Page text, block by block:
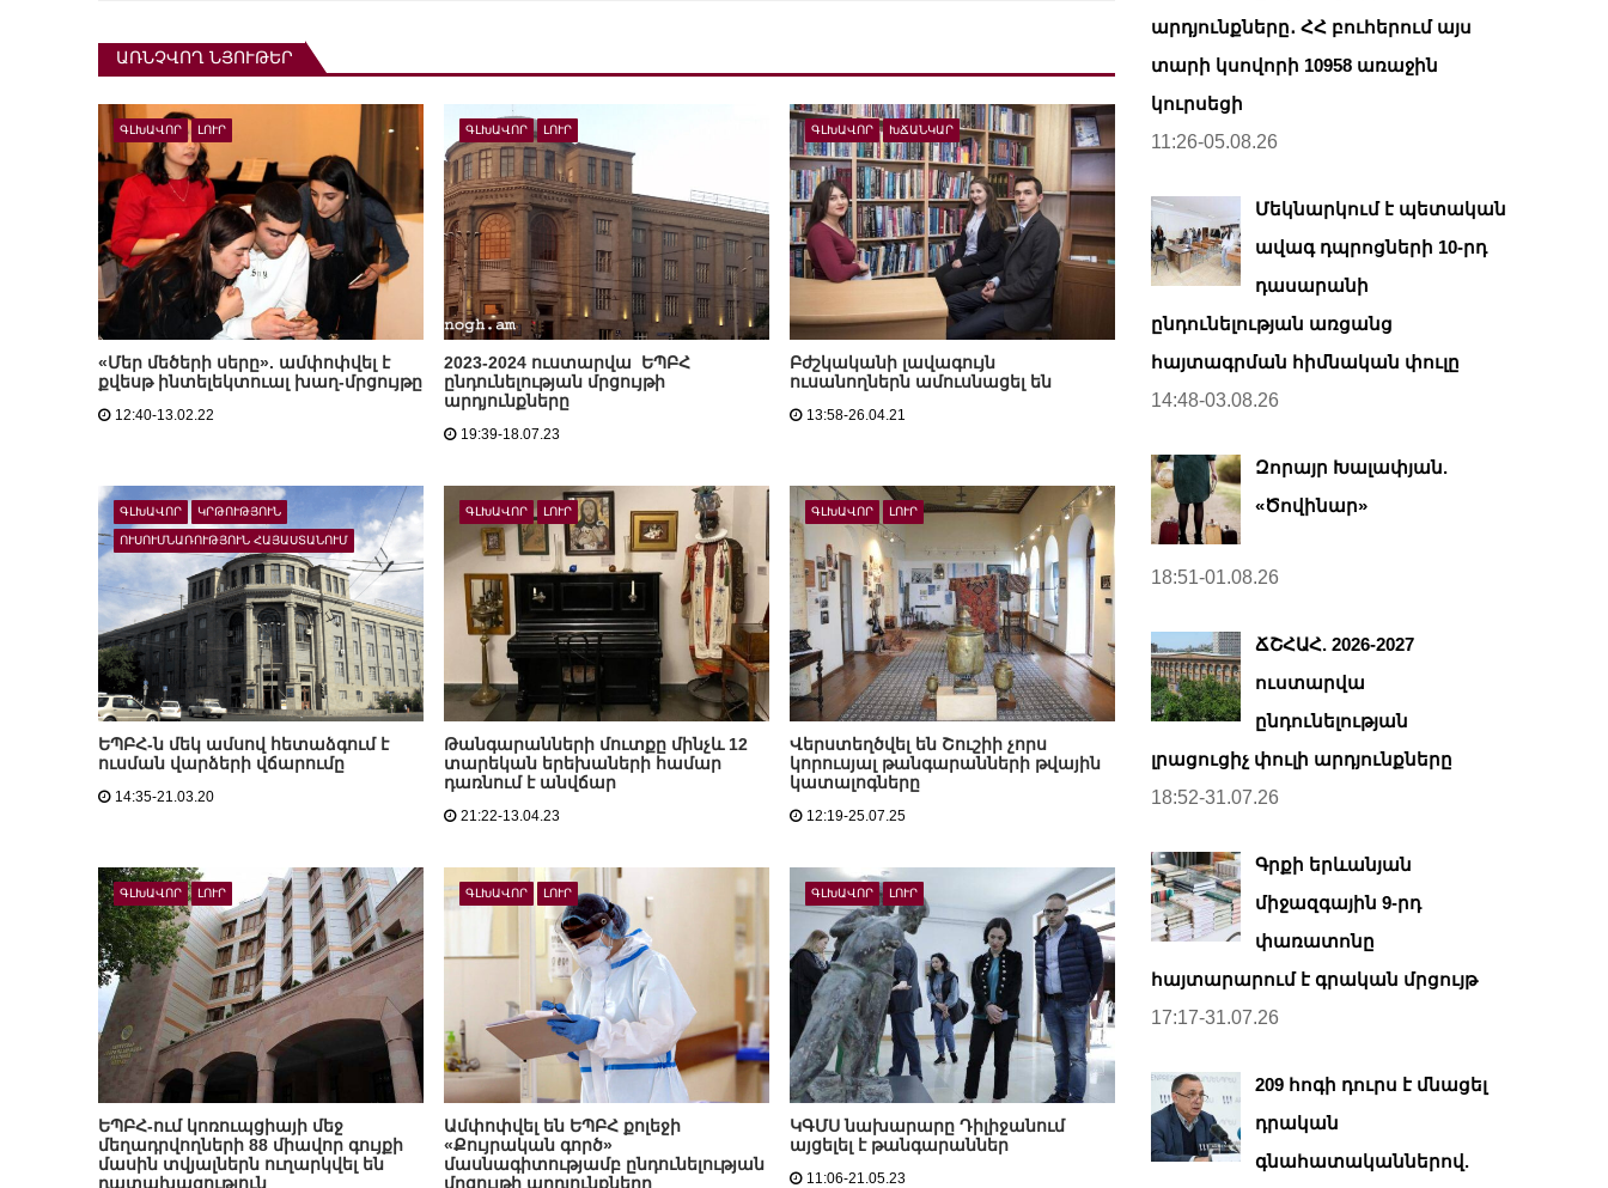
ԱՌՆՉՎՈՂ ՆՅՈՒԹԵՐ
ԳԼԽԱՎՈՐ ԼՈՒՐ
«Մեր մեծերի սերը». ամփոփվել է
քվեսթ ինտելեկտուալ խաղ-մրցույթը
12:40-13.02.22
ԳԼԽԱՎՈՐ ԼՈՒՐ
2023-2024 ուստարվա ԵՊԲՀ
ընդունելության մրցույթի
արդյունքները
19:39-18.07.23
ԳԼԽԱՎՈՐ ԽՃԱՆԿԱՐ
Բժշկականի լավագույն
ուսանողներն ամուսնացել են
13:58-26.04.21
ԳԼԽԱՎՈՐ ԿՐԹՈՒԹՅՈՒՆ
ՈՒՍՈՒՄՆԱՌՈՒԹՅՈՒՆ ՀԱՅԱՍՏԱՆՈՒՄ
ԵՊԲՀ-ն մեկ ամսով հետաձգում է
ուսման վարձերի վճարումը
14:35-21.03.20
ԳԼԽԱՎՈՐ ԼՈՒՐ
Թանգարանների մուտքը մինչև 12
տարեկան երեխաների համար
դառնում է անվճար
21:22-13.04.23
ԳԼԽԱՎՈՐ ԼՈՒՐ
Վերստեղծվել են Շուշիի չորս
կորուսյալ թանգարանների թվային
կատալոգները
12:19-25.07.25
ԳԼԽԱՎՈՐ ԼՈՒՐ
ԵՊԲՀ-ում կոռուպցիայի մեջ
մեղադրվողների 88 միավոր գույքի
մասին տվյալներն ուղարկվել են
դատախազություն
ԳԼԽԱՎՈՐ ԼՈՒՐ
Ամփոփվել են ԵՊԲՀ քոլեջի
«Քույրական գործ»
մասնագիտությամբ ընդունելության
մրցույթի արդյունքները
ԳԼԽԱՎՈՐ ԼՈՒՐ
ԿԳՄՍ նախարարը Դիլիջանում
այցելել է թանգարաններ
11:06-21.05.23
արդյունքները․ ՀՀ բուհերում այս
տարի կսովորի 10958 առաջին
կուրսեցի
11:26-05.08.26
Մեկնարկում է պետական
ավագ դպրոցների 10-րդ
դասարանի
ընդունելության առցանց
հայտագրման հիմնական փուլը
14:48-03.08.26
Զորայր Խալափյան.
«Ծովինար»
18:51-01.08.26
ՃՇՀԱՀ. 2026-2027
ուստարվա
ընդունելության
լրացուցիչ փուլի արդյունքները
18:52-31.07.26
Գրքի երևանյան
միջազգային 9-րդ
փառատոնը
հայտարարում է գրական մրցույթ
17:17-31.07.26
209 հոգի դուրս է մնացել
դրական
գնահատականներով.